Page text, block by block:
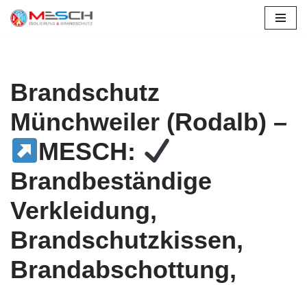
Brandschutz
Münchweiler (Rodalb) –
MESCH:
Brandbeständige
Verkleidung,
Brandschutzkissen,
Brandabschottung,